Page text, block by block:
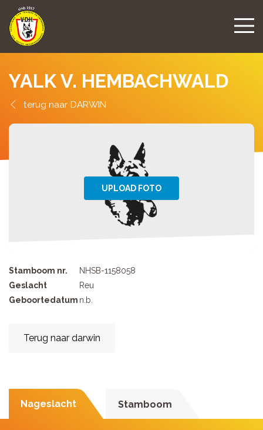
YALK V. HEMBACHWALD
DARWIN
Stamboom nr.
NHSB-1158058
Geslacht
Reu
Geboortedatum n.b.
Terug naar darwin
Nageslacht Stamboom